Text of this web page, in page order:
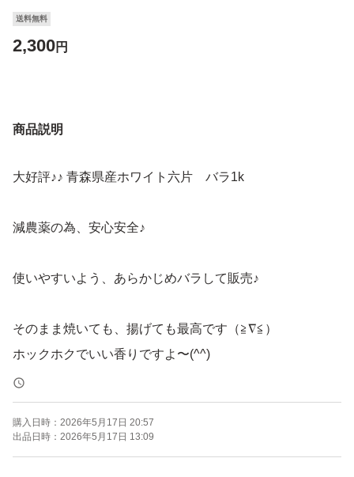
送料無料
2,300円
商品説明
大好評♪♪ 青森県産ホワイト六片 バラ1k
減農薬の為、安心安全♪
使いやすいよう、あらかじめバラして販売♪
そのまま焼いても、揚げても最高です（≧∇≦）
ホックホクでいい香りですよ〜(^^)
黒ニンニクにも最適です！！
品質、大きめを求めるならコチラで間違いなし♪
悪い評価0を目指してます！！
購入日時： 2026年5月17日 20:57
出品日時： 2026年5月17日 13:09